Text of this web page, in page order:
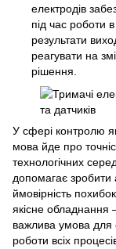
електродів
під час роботи
результати
реагувати на
рішення.
У сфері контролю
мова йде про
технологічних
допомагає зробити
ймовірність
якісне
важлива умова для
роботи всіх